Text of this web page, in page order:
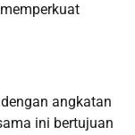
angkatan
ini bertujuan